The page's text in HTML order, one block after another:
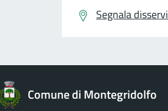
Segnala
Comune di Montegridolfo